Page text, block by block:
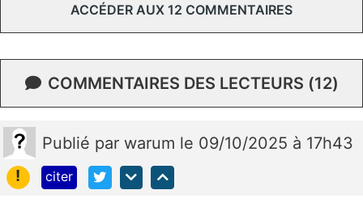
ACCÉDER AUX 12 COMMENTAIRES
COMMENTAIRES DES LECTEURS (12)
Publié par warum le 09/10/2025 à 17h43
!
citer